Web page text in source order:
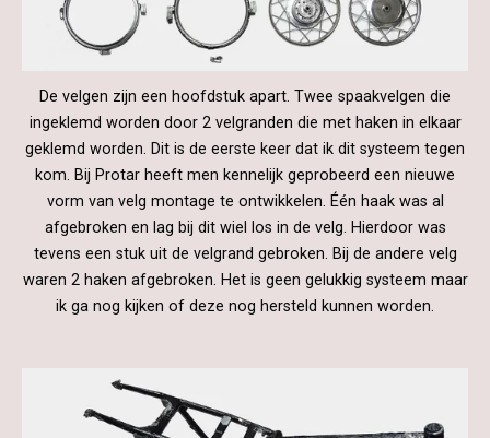
De velgen zijn een hoofdstuk apart. Twee spaakvelgen die
ingeklemd worden door 2 velgranden die met haken in elkaar
geklemd worden. Dit is de eerste keer dat ik dit systeem tegen
kom. Bij Protar heeft men kennelijk geprobeerd een nieuwe
vorm van velg montage te ontwikkelen. Één haak was al
afgebroken en lag bij dit wiel los in de velg. Hierdoor was
tevens een stuk uit de velgrand gebroken. Bij de andere velg
waren 2 haken afgebroken. Het is geen gelukkig systeem maar
ik ga nog kijken of deze nog hersteld kunnen worden.